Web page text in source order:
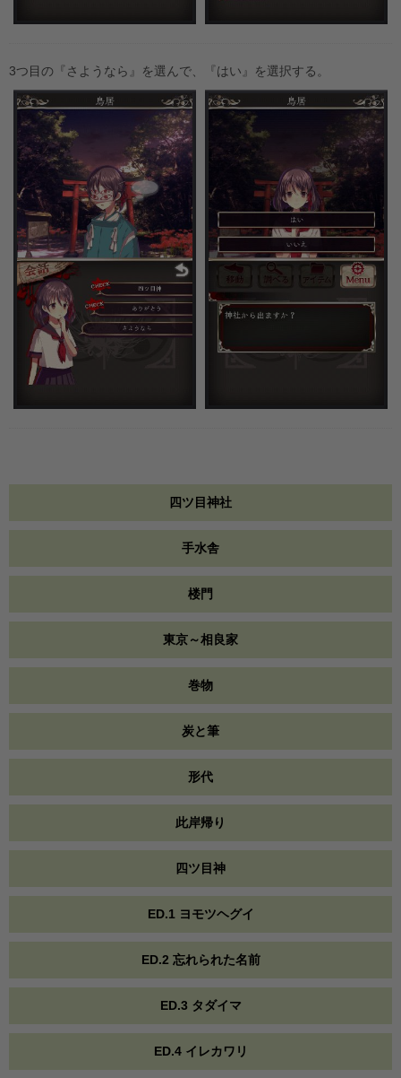
3つ目の『さようなら』を選んで、『はい』を選択する。
四ツ目神社
手水舎
楼門
東京～相良家
巻物
炭と筆
形代
此岸帰り
四ツ目神
ED.1 ヨモツヘグイ
ED.2 忘れられた名前
ED.3 タダイマ
ED.4 イレカワリ